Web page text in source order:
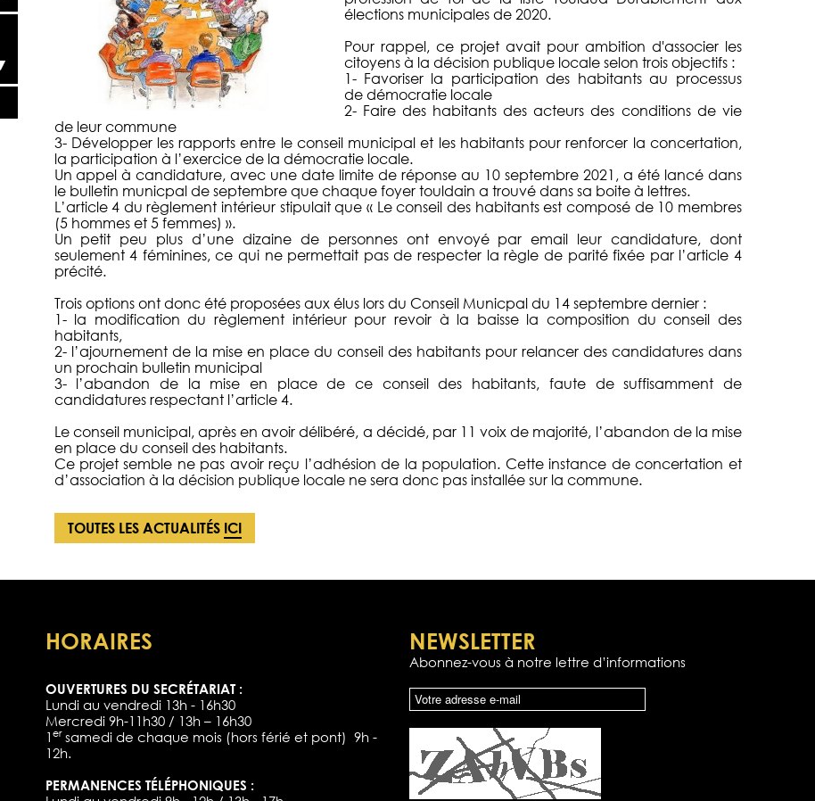
élections municipales de 2020.
Pour rappel, ce projet avait pour ambition d'associer les
citoyens à la décision publique locale selon trois objectifs :
1- Favoriser la participation des habitants au processus
de démocratie locale
2- Faire des habitants des acteurs des conditions de vie
de leur commune
3- Développer les rapports entre le conseil municipal et les habitants pour renforcer la concertation,
la participation à l’exercice de la démocratie locale.
Un appel à candidature, avec une date limite de réponse au 10 septembre 2021, a été lancé dans
le bulletin municpal de septembre que chaque foyer touldain a trouvé dans sa boite à lettres.
L’article 4 du règlement intérieur stipulait que « Le conseil des habitants est composé de 10 membres
(5 hommes et 5 femmes) ».
Un petit peu plus d’une dizaine de personnes ont envoyé par email leur candidature, dont
seulement 4 féminines, ce qui ne permettait pas de respecter la règle de parité fixée par l’article 4
précité.
Trois options ont donc été proposées aux élus lors du Conseil Municpal du 14 septembre dernier :
1- la modification du règlement intérieur pour revoir à la baisse la composition du conseil des
habitants,
2- l’ajournement de la mise en place du conseil des habitants pour relancer des candidatures dans
un prochain bulletin municipal
3- l’abandon de la mise en place de ce conseil des habitants, faute de suffisamment de
candidatures respectant l’article 4.
Le conseil municipal, après en avoir délibéré, a décidé, par 11 voix de majorité, l’abandon de la mise
en place du conseil des habitants.
Ce projet semble ne pas avoir reçu l’adhésion de la population. Cette instance de concertation et
d’association à la décision publique locale ne sera donc pas installée sur la commune.
TOUTES LES ACTUALITÉS ICI
HORAIRES
OUVERTURES DU SECRÉTARIAT :
Lundi au vendredi 13h - 16h30
Mercredi 9h-11h30 / 13h – 16h30
1 ersamedi de chaque mois (hors férié et pont) 9h -
12h.
PERMANENCES TÉLÉPHONIQUES :
NEWSLETTER
Abonnez-vous à notre lettre d’informations